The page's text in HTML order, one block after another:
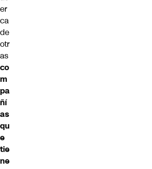
er
ca
de
otr
as
co
m
pa
ñí
as
qu
e
tie
ne